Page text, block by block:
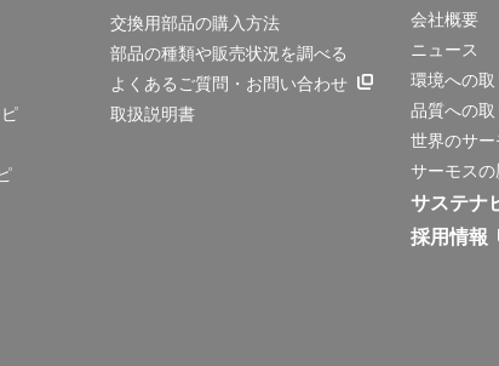
交換用部品の購入方法
部品の種類や販売状況を調べる
よくあるご質問・お問い合わせ
取扱説明書
会社概要
ニュース
環境への取
品質への取
世界のサー
サーモスの
サステナ
採用情報